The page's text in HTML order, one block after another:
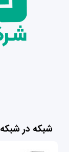
شبکه در شبکه